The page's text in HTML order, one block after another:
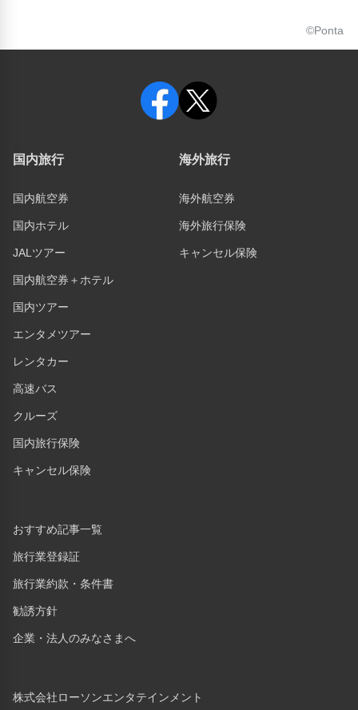
©Ponta
国内旅行
国内航空券
国内ホテル
JALツアー
国内航空券＋ホテル
国内ツアー
エンタメツアー
レンタカー
高速バス
クルーズ
国内旅行保険
キャンセル保険
海外旅行
海外航空券
海外旅行保険
キャンセル保険
おすすめ記事一覧
旅行業登録証
旅行業約款・条件書
勧誘方針
企業・法人のみなさまへ
株式会社ローソンエンタテインメント